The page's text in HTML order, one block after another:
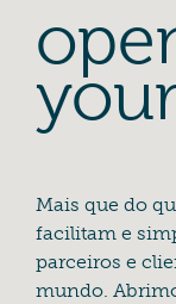
Mais que do
facilitam e
parceiros e
mundo.